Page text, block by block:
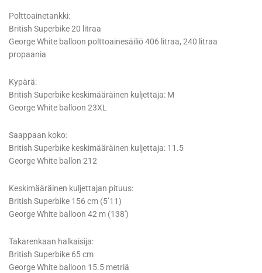
Polttoainetankki:
British Superbike 20 litraa
George White balloon polttoainesäiliö 406 litraa, 240 litraa
propaania
Kypärä:
British Superbike keskimääräinen kuljettaja: M
George White balloon 23XL
Saappaan koko:
British Superbike keskimääräinen kuljettaja: 11.5
George White ballon 212
Keskimääräinen kuljettajan pituus:
British Superbike 156 cm (5’11)
George White balloon 42 m (138′)
Takarenkaan halkaisija:
British Superbike 65 cm
George White balloon 15.5 metriä